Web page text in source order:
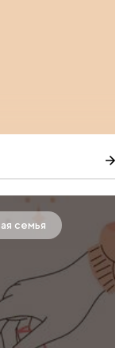
семья